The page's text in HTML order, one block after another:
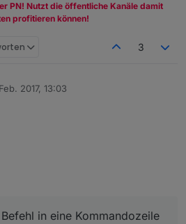
PN! Nutzt die öffentliche Kanäle damit
profitieren können!
3
2017, 13:03
in eine Kommandozeile